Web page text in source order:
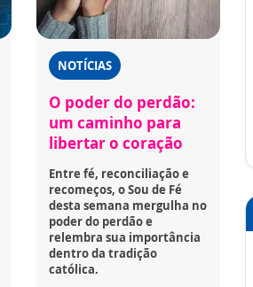
NOTÍCIAS
O poder do perdão:
um caminho para
libertar o coração
Entre fé, reconciliação e
recomeços, o Sou de Fé
desta semana mergulha no
poder do perdão e
relembra sua importância
dentro da tradição
católica.